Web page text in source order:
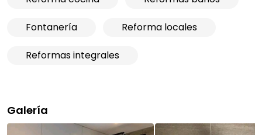
Fontanería Reforma locales
Reformas integrales
Galería